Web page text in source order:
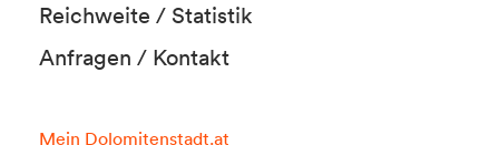
Reichweite / Statistik
Anfragen / Kontakt
Mein Dolomitenstadt.at